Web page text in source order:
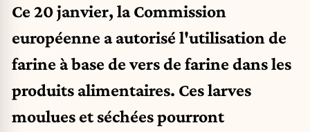
Ce 20 janvier, la Commission
européenne a autorisé l'utilisation de
farine à base de vers de farine dans les
produits alimentaires. Ces larves
moulues et séchées pourront